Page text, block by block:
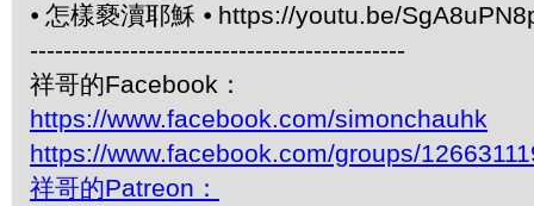
⦁ 怎樣褻瀆耶穌 ⦁ https://youtu.be/
---------------------------------------------
祥哥的Facebook：
https://www.facebook.com/simonchauhk
https://www.facebook.com/groups/
祥哥的Patreon：